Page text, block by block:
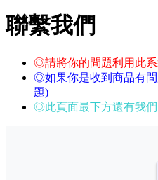
聯繫我們
◎請將你的問題利用此系
◎如果你是收到商品有問
題)
◎此頁面最下方還有我們